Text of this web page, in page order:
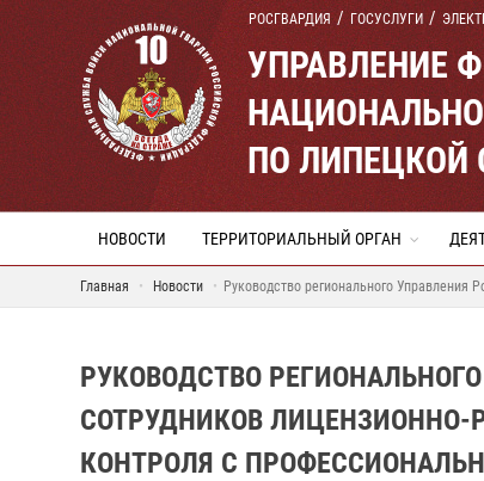
РОСГВАРДИЯ ГОСУСЛУГИ
УПРАВЛЕНИЕ
ПО ЛИПЕЦКОЙ
НОВОСТИ ТЕРРИТОРИАЛЬНЫЙ ОРГАН
Главная Новости Руководство регионального Управления
РУКОВОДСТВО
СОТРУДНИКОВ ЛИЦЕНЗИОННО-
КОНТРОЛЯ С